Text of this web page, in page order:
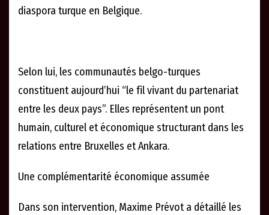
diaspora turque en Belgique.
Selon lui, les communautés belgo-turques
constituent aujourd’hui “le fil vivant du partenariat
entre les deux pays”. Elles représentent un pont
humain, culturel et économique structurant dans les
relations entre Bruxelles et Ankara.
Une complémentarité économique assumée
Dans son intervention, Maxime Prévot a détaillé les